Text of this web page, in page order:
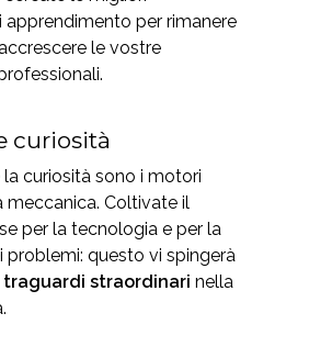
per rimanere
le vostre
curiosità
la curiosità sono i motori
meccanica. Coltivate il
per la tecnologia e per la
problemi: questo vi spingerà
traguardi straordinari nella